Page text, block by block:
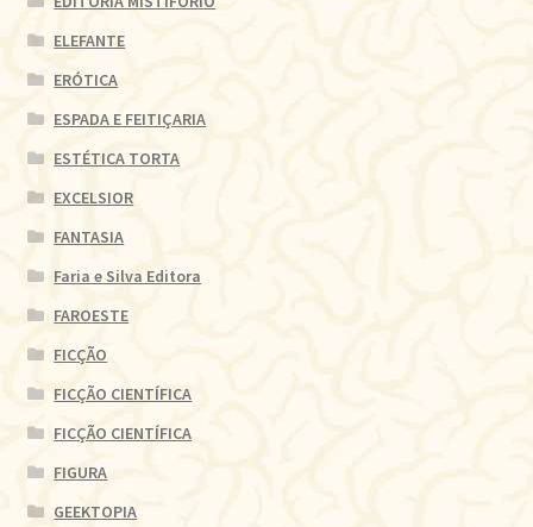
ELEFANTE
ERÓTICA
ESPADA E FEITIÇARIA
ESTÉTICA TORTA
EXCELSIOR
FANTASIA
Faria e Silva Editora
FAROESTE
FICÇÃO
FICÇÃO CIENTÍFICA
FICÇÃO CIENTÍFICA
FIGURA
GEEKTOPIA